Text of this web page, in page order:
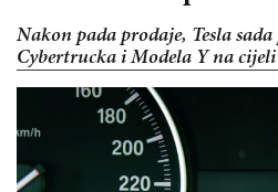
Nakon pada prodaje, Tesla
Cybertrucka i Modela Y na